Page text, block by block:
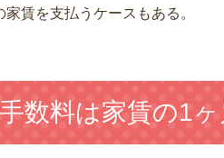
家賃を支払うケースもある。
数料は家賃の1